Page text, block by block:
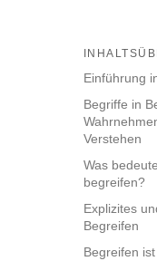
Einführung
Begriffe in
Verstehen
Was
begreifen?
Explizites
Begreifen
Begreifen